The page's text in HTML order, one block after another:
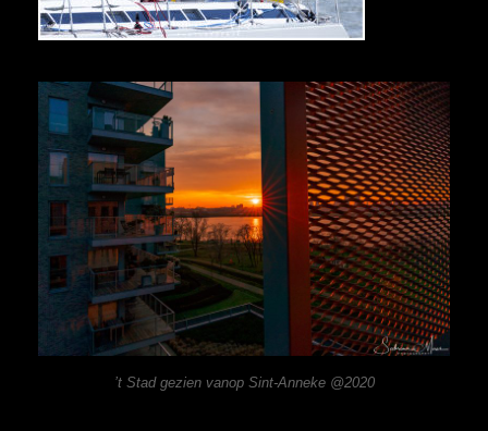
’t Stad gezien vanop Sint-Anneke @2020